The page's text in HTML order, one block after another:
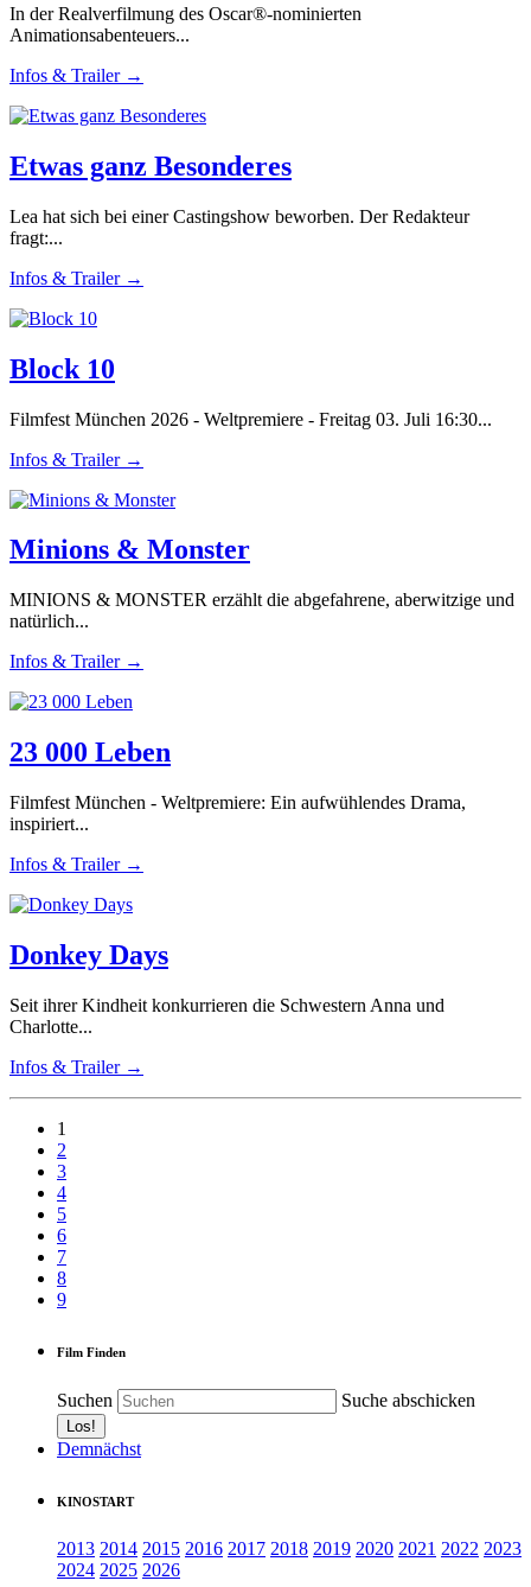
In der Realverfilmung des Oscar®-nominierten
Animationsabenteuers...
Infos & Trailer →
Etwas ganz Besonderes
Lea hat sich bei einer Castingshow beworben. Der Redakteur
fragt:...
Infos & Trailer →
Block 10
Filmfest München 2026 - Weltpremiere - Freitag 03. Juli 16:30...
Infos & Trailer →
Minions & Monster
MINIONS & MONSTER erzählt die abgefahrene, aberwitzige und
natürlich...
Infos & Trailer →
23 000 Leben
Filmfest München - Weltpremiere: Ein aufwühlendes Drama,
inspiriert...
Infos & Trailer →
Donkey Days
Seit ihrer Kindheit konkurrieren die Schwestern Anna und
Charlotte...
Infos & Trailer →
1
2
3
4
5
6
7
8
9
Film Finden
Suchen Suche abschicken
Demnächst
KINOSTART
2013 2014 2015 2016 2017 2018 2019 2020 2021 2022 2023
2024 2025 2026